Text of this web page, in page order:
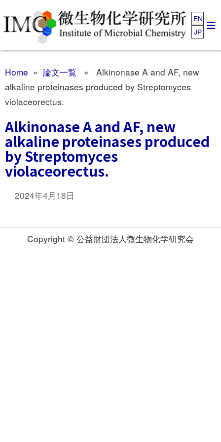
EN
JP
Home » 論文一覧 » Alkinonase A and AF, new
alkaline proteinases produced by Streptomyces
violaceorectus.
Alkinonase A and AF, new
alkaline proteinases produced
by Streptomyces
violaceorectus.
2024年4月18日
Copyright © 公益財団法人微生物化学研究会